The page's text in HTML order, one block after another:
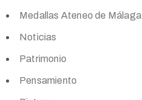
Medallas Ateneo de Málaga
Noticias
Patrimonio
Pensamiento